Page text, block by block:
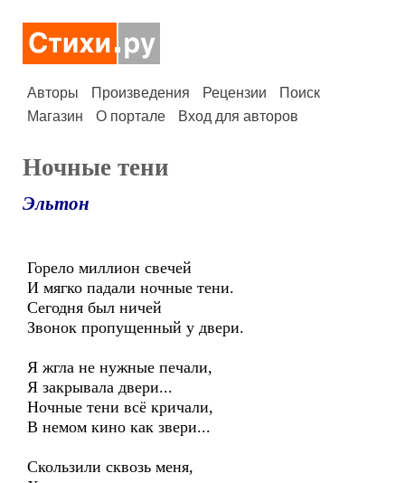
Авторы Произведения Рецензии
Поиск
Магазин
О портале Вход для авторов
Ночные тени
Эльтон
Горело миллион свечей
И мягко падали ночные тени.
Сегодня был ничей
Звонок пропущенный у двери.
Я жгла не нужные печали,
Я закрывала двери...
Ночные тени всё кричали,
В немом кино как звери...
Скользили сквозь меня,